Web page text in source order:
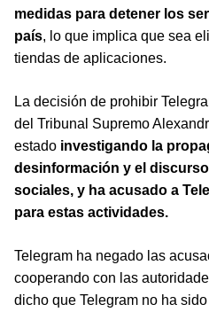
medidas para detener los
país, lo que implica que sea
tiendas de aplicaciones.
La decisión de prohibir
del Tribunal Supremo
estado investigando la
desinformación y el
sociales, y ha acusado a
para estas actividades.
Telegram ha negado las
cooperando con las
dicho que Telegram no ha